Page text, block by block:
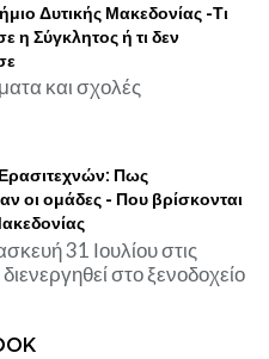
Δυτικής Μακεδονίας -Τι
η Σύγκλητος ή τι δεν
και σχολές
Πως
οι ομάδες - Που βρίσκονται
31 Ιουλίου στις
στο ξενοδοχείο